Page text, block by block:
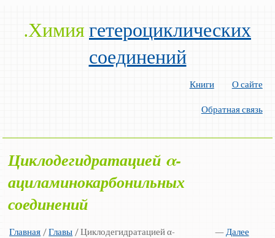
.Химиягетероциклических
соединений
Книги О сайте
Обратная связь
Циклодегидратацией α-
ациламинокарбонильных
соединений
Главная / —Далее
Главы / Циклодегидратацией α-